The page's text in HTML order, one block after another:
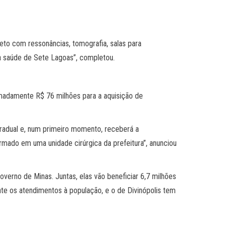
com ressonâncias, tomografia, salas para
de Sete Lagoas”, completou.
R$ 76 milhões para a aquisição de
e, num primeiro momento, receberá a
em uma unidade cirúrgica da prefeitura”, anunciou
de Minas. Juntas, elas vão beneficiar 6,7 milhões
os atendimentos à população, e o de Divinópolis tem